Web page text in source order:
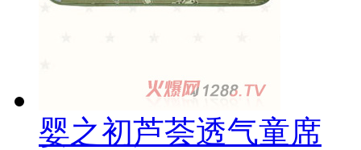
婴之初芦荟透气童席